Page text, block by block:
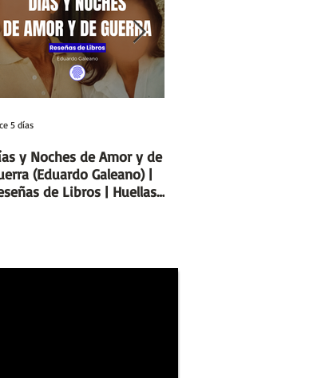
y Noches de Amor y de
(Eduardo Galeano) |
de Libros | Huellas
5 días